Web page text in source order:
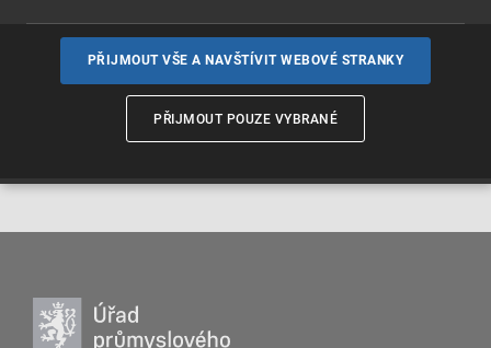
akt“), pokud hodlají zachovat stávající
mezinárodní zápis svého označení původu dle
Lisabonské dohody na ochranu označení původu a
o jejich mezinárodním zápisu (dále jen
„Lisabonská dohoda“).
PŘIJMOUT VŠE A NAVŠTÍVIT WEBOVÉ STRANKY
PŘIJMOUT POUZE VYBRANÉ